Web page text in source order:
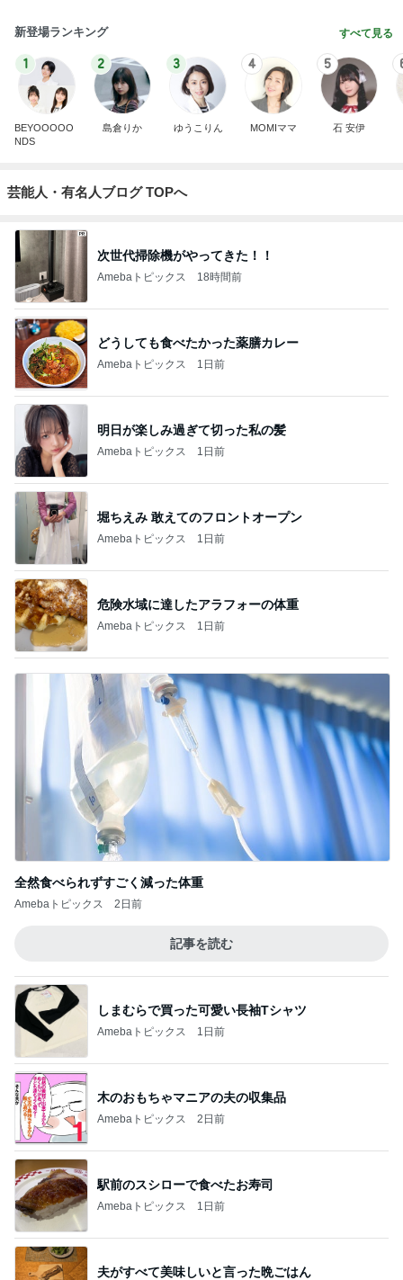
新登場ランキング すべて見る
1
BEYOOOOO
NDS
2
島倉りか
3
ゆうこりん
4
MOMIママ
5
石 安伊
芸能人・有名人ブログ TOPへ
次世代掃除機がやってきた！！
Amebaトピックス 18時間前
どうしても食べたかった薬膳カレー
Amebaトピックス 1日前
明日が楽しみ過ぎて切った私の髪
Amebaトピックス 1日前
堀ちえみ 敢えてのフロントオープン
Amebaトピックス 1日前
危険水域に達したアラフォーの体重
Amebaトピックス 1日前
全然食べられずすごく減った体重
Amebaトピックス 2日前
記事を読む
しまむらで買った可愛い長袖Tシャツ
Amebaトピックス 1日前
木のおもちゃマニアの夫の収集品
Amebaトピックス 2日前
駅前のスシローで食べたお寿司
Amebaトピックス 1日前
夫がすべて美味しいと言った晩ごはん